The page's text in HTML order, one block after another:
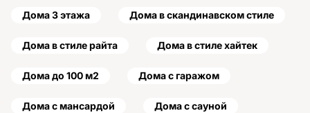
Дома 3 этажа Дома в скандинавском стиле
Дома в стиле райта Дома в стиле хайтек
Дома до 100 м2 Дома с гаражом
Дома с мансардой Дома с сауной